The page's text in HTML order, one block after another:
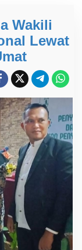
Wakili
Lewat